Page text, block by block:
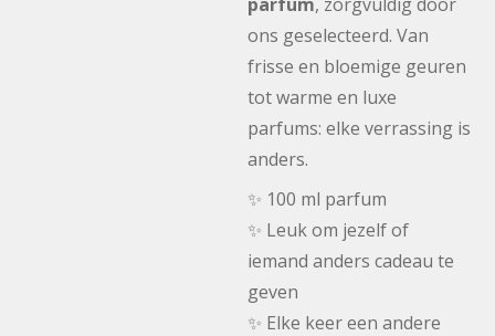
ons geselecteerd. Van
frisse en bloemige geuren
tot warme en luxe
parfums: elke verrassing is
anders.
✨ 100 ml parfum
✨ Leuk om jezelf of
iemand anders cadeau te
geven
✨ Elke keer een andere